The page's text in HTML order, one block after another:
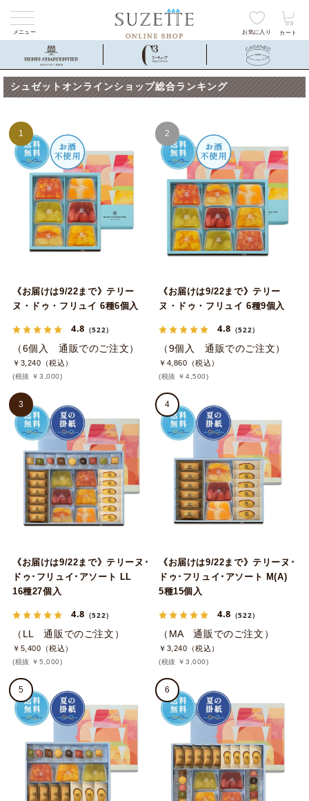
メニュー お気に入り カート
シュゼットオンラインショップ総合ランキング
1
《お届けは9/22まで》テリー
ヌ・ドゥ・フリュイ 6種6個入
4.8 （522）
（6個入 通販でのご注文）
￥3,240（税込）
(税抜 ￥3,000)
2
《お届けは9/22まで》テリー
ヌ・ドゥ・フリュイ 6種9個入
4.8 （522）
（9個入 通販でのご注文）
￥4,860（税込）
(税抜 ￥4,500)
3
《お届けは9/22まで》テリーヌ･
ドゥ･フリュイ･アソート LL
16種27個入
4.8 （522）
（LL 通販でのご注文）
￥5,400（税込）
(税抜 ￥5,000)
4
《お届けは9/22まで》テリーヌ･
ドゥ･フリュイ･アソート M(A)
5種15個入
4.8 （522）
（MA 通販でのご注文）
￥3,240（税込）
(税抜 ￥3,000)
5 6